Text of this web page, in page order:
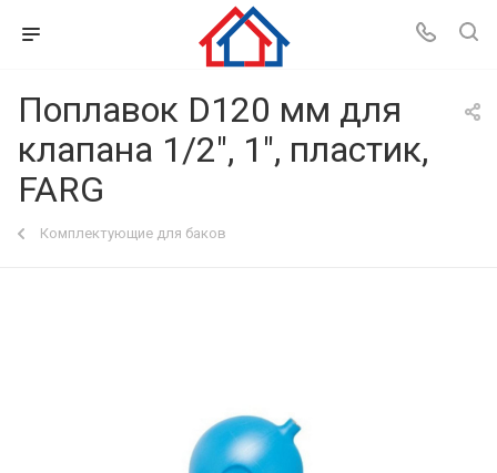
Поплавок D120 мм для
клапана 1/2", 1", пластик,
FARG
Комплектующие для баков